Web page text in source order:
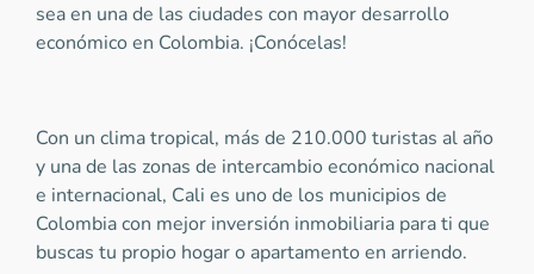
sea en una de las ciudades con mayor desarrollo
económico en Colombia. ¡Conócelas!
Con un clima tropical, más de 210.000 turistas al año
y una de las zonas de intercambio económico nacional
e internacional, Cali es uno de los municipios de
Colombia con mejor inversión inmobiliaria para ti que
buscas tu propio hogar o apartamento en arriendo.